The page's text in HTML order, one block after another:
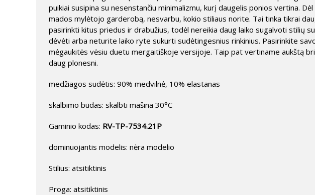
puikiai susipina su nesenstančiu minimalizmu, kurį daugelis ponios vertina.
mados mylėtojo garderobą, nesvarbu, kokio stiliaus norite. Tai tinka tikrai
pasirinkti kitus priedus ir drabužius, todėl nereikia daug laiko sugalvoti stilių
dėvėti arba neturite laiko ryte sukurti sudėtingesnius rinkinius. Pasirinkite
mėgaukitės vėsiu duetu mergaitiškoje versijoje. Taip pat vertiname aukštą
daug plonesni.
medžiagos sudėtis: 90% medvilnė, 10% elastanas
skalbimo būdas: skalbti mašina 30°C
Gaminio kodas: RV-TP-7534.21P
dominuojantis modelis: nėra modelio
Stilius: atsitiktinis
Proga: atsitiktinis